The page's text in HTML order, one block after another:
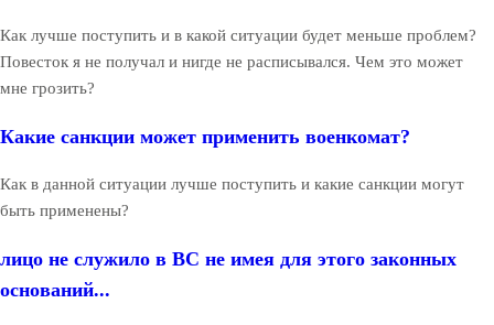
Как лучше поступить и в какой ситуации будет меньше проблем?
Повесток я не получал и нигде не расписывался. Чем это может
мне грозить?
Какие санкции может применить военкомат?
Как в данной ситуации лучше поступить и какие санкции могут
быть применены?
лицо не служило в ВС не имея для этого законных
оснований...